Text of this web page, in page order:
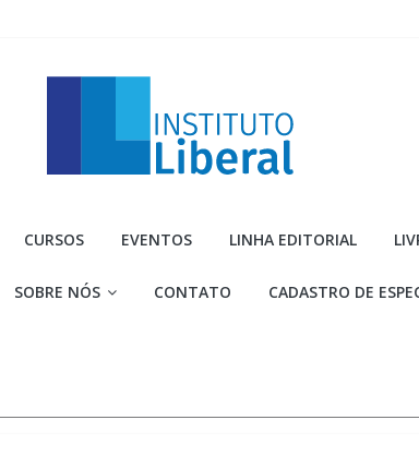
Liberal
mais
CURSOS EVENTOS LINHA EDITORIAL
SOBRE NÓS CONTATO CADASTRO DE